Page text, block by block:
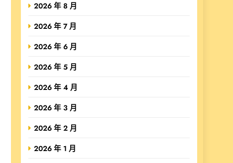
2026 年 8 月
2026 年 7 月
2026 年 6 月
2026 年 5 月
2026 年 4 月
2026 年 3 月
2026 年 2 月
2026 年 1 月